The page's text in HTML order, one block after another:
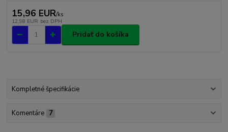
15,96 EUR/ks
12,98 EUR bez DPH
Pridať do košíka
Kompletné špecifikácie
Komentáre 7